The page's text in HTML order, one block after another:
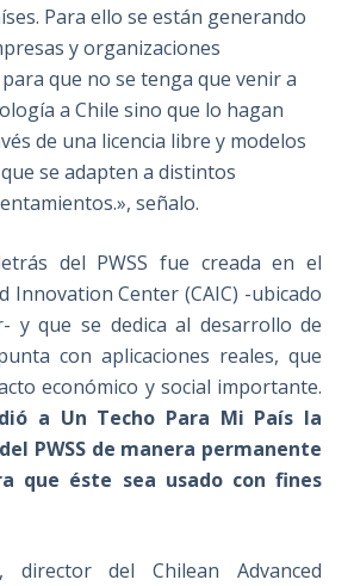
Para ello se están generando
y organizaciones
que no se tenga que venir a
a Chile sino que lo hagan
de una licencia libre y modelos
se adapten a distintos
señalo.
del PWSS fue creada en el
Innovation Center (CAIC) -ubicado
y que se dedica al desarrollo de
con aplicaciones reales, que
económico y social importante.
a Un Techo Para Mi País la
PWSS de manera permanente
que éste sea usado con fines
director del Chilean Advanced